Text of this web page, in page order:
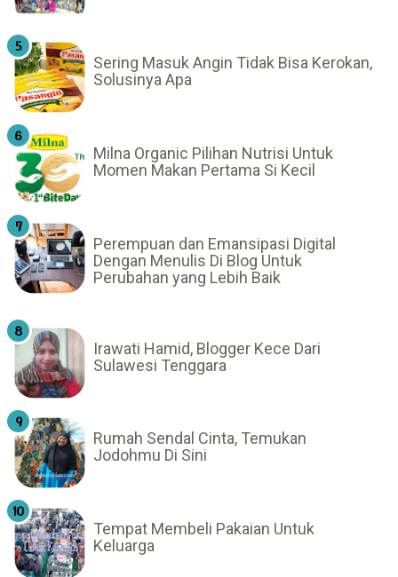
Sering Masuk Angin Tidak Bisa Kerokan,
Solusinya Apa
Milna Organic Pilihan Nutrisi Untuk
Momen Makan Pertama Si Kecil
Perempuan dan Emansipasi Digital
Dengan Menulis Di Blog Untuk
Perubahan yang Lebih Baik
Irawati Hamid, Blogger Kece Dari
Sulawesi Tenggara
Rumah Sendal Cinta, Temukan
Jodohmu Di Sini
Tempat Membeli Pakaian Untuk
Keluarga